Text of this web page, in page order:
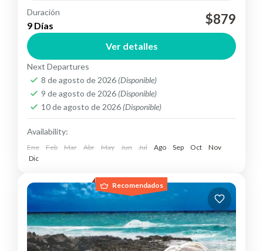
Atrévete y aventúrate en los mágicos paisajes que
nos ofrece Ecuador.
Medium
Duración
9 Días $879
Ver detalles
Next Departures
8 de agosto de 2026 (Disponible)
9 de agosto de 2026 (Disponible)
10 de agosto de 2026 (Disponible)
Availability:
Ene Feb Mar Abr May Jun Jul Ago Sep Oct
Nov
Dic
Recomendados